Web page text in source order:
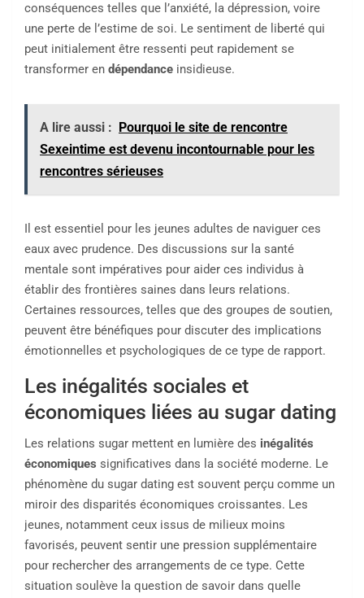
conséquences telles que l’anxiété, la dépression, voire
une perte de l’estime de soi. Le sentiment de liberté qui
peut initialement être ressenti peut rapidement se
transformer en dépendance insidieuse.
A lire aussi :
Pourquoi le site de rencontre
Sexeintime est devenu incontournable pour les
rencontres sérieuses
Il est essentiel pour les jeunes adultes de naviguer ces
eaux avec prudence. Des discussions sur la santé
mentale sont impératives pour aider ces individus à
établir des frontières saines dans leurs relations.
Certaines ressources, telles que des groupes de soutien,
peuvent être bénéfiques pour discuter des implications
émotionnelles et psychologiques de ce type de rapport.
Les inégalités sociales et
économiques liées au sugar dating
Les relations sugar mettent en lumière des inégalités
économiques significatives dans la société moderne. Le
phénomène du sugar dating est souvent perçu comme un
miroir des disparités économiques croissantes. Les
jeunes, notamment ceux issus de milieux moins
favorisés, peuvent sentir une pression supplémentaire
pour rechercher des arrangements de ce type. Cette
situation soulève la question de savoir dans quelle